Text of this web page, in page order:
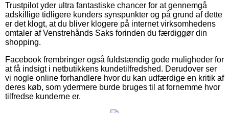
Trustpilot yder ultra fantastiske chancer for at gennemgå
adskillige tidligere kunders synspunkter og på grund af dette
er det klogt, at du bliver klogere på internet virksomhedens
omtaler af Venstrehånds Saks forinden du færdiggør din
shopping.
Facebook frembringer også fuldstændig gode muligheder for
at få indsigt i netbutikkens kundetilfredshed. Derudover ser
vi nogle online forhandlere hvor du kan udfærdige en kritik af
deres køb, som ydermere burde bruges til at fornemme hvor
tilfredse kunderne er.